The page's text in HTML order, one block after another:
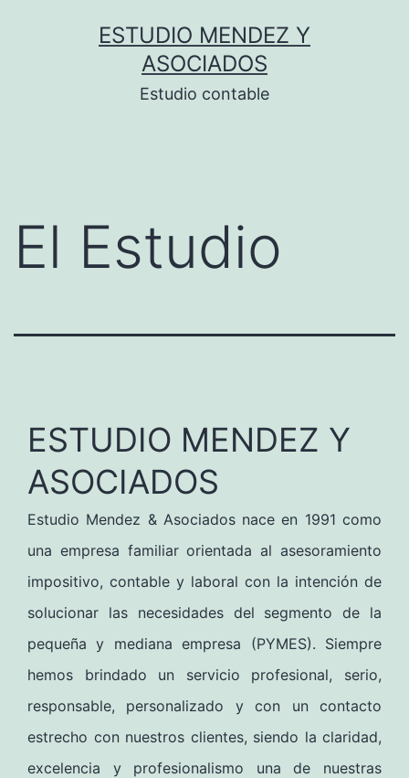
ESTUDIO MENDEZ Y
ASOCIADOS
Estudio contable
El Estudio
ESTUDIO MENDEZ Y
ASOCIADOS
Estudio Mendez & Asociados nace en 1991 como
una empresa familiar orientada al asesoramiento
impositivo, contable y laboral con la intención de
solucionar las necesidades del segmento de la
pequeña y mediana empresa (PYMES). Siempre
hemos brindado un servicio profesional, serio,
responsable, personalizado y con un contacto
estrecho con nuestros clientes, siendo la claridad,
excelencia y profesionalismo una de nuestras